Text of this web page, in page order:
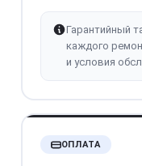
Гарантийный
каждого
и условия
ОПЛАТА